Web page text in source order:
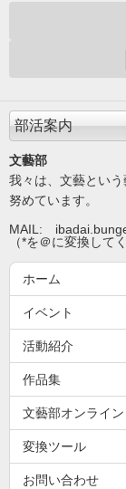
部活案内
文藝部
我々は、文藝とい
努めています。
MAIL:
（*を＠に変換して
ホーム
イベント
活動紹介
作品集
文藝部オンライン
変換ツール
お問い合わせ